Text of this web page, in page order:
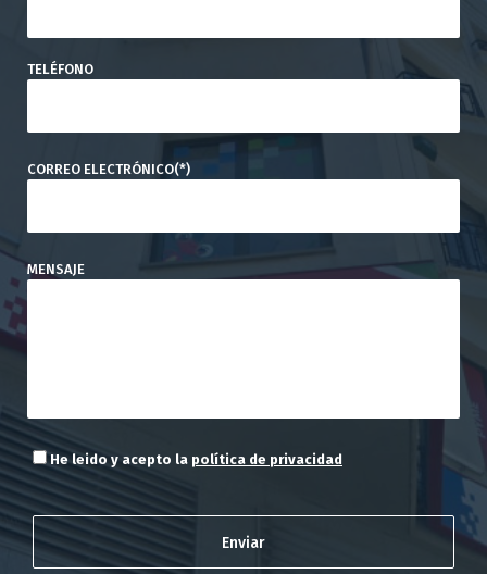
TELÉFONO
CORREO ELECTRÓNICO(*)
MENSAJE
He leido y acepto la política de privacidad